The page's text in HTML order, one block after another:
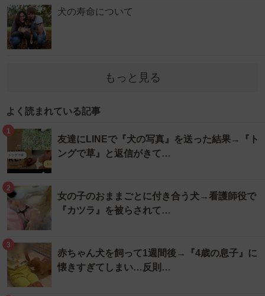
犬の寿命について
もっと見る
よく読まれている記事
1
友達にLINEで『犬の写真』を送った結果→『ト
ングで草』と返信がきて…
2
女の子のおままごとに付き合う犬→看護師役で
『カツラ』を被らされて…
3
赤ちゃん犬を飼って1週間後→『4歳の息子』に
懐きすぎてしまい…反則…